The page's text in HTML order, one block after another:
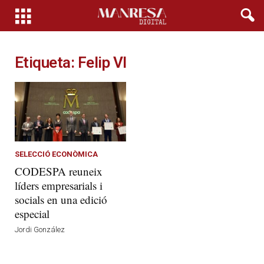
Etiqueta: Felip VI
SELECCIÓ ECONÒMICA
CODESPA reuneix
líders empresarials i
socials en una edició
especial
Jordi González